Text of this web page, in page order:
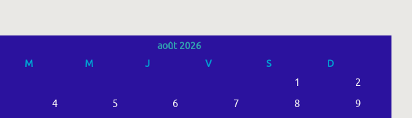
août 2026
M M J V S D
1
2
4 5 6 7 8
9